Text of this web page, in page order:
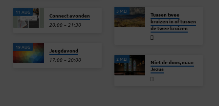
11 AUG Connect avonden
20:00 – 21:30
19 AUG Jeugdavond
17:00 – 20:00
3 MEI
Tussen twee
kruizen in of tussen
de twee kruizen
2 MEI
Niet de doos, maar
Jezus